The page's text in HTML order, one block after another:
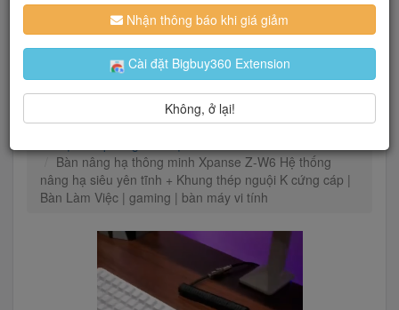
Người dùng đang quan tâm đến 🔥...
Trang chủ Nhà Cửa & Đời Sống
Nội thất
Bàn nâng hạ thông minh Xpanse Z-W6 Hệ thống
nâng hạ siêu yên tĩnh + Khung thép nguội K cứng cáp |
Bàn Làm Việc | gaming | bàn máy vi tính
Nhận thông báo khi giá giảm
Cài đặt Bigbuy360 Extension
Không, ở lại!